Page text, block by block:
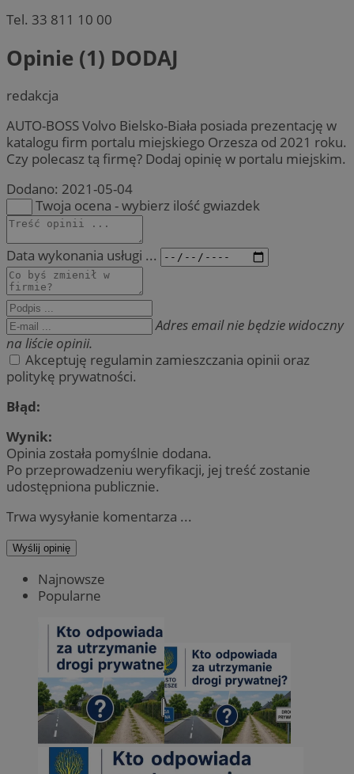
Tel. 33 811 10 00
Opinie (1) DODAJ
redakcja
AUTO-BOSS Volvo Bielsko-Biała posiada prezentację w
katalogu firm portalu miejskiego Orzesza od 2021 roku.
Czy polecasz tą firmę? Dodaj opinię w portalu miejskim.
Dodano: 2021-05-04
Twoja ocena - wybierz ilość gwiazdek
Data wykonania usługi ...
Adres email nie będzie widoczny
na liście opinii.
Akceptuję regulamin zamieszczania opinii oraz
politykę prywatności.
Błąd:
Wynik:
Opinia została pomyślnie dodana.
Po przeprowadzeniu weryfikacji, jej treść zostanie
udostępniona publicznie.
Trwa wysyłanie komentarza ...
Wyślij opinię
Najnowsze
Popularne